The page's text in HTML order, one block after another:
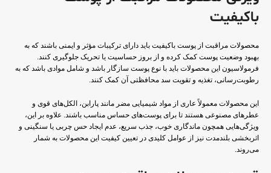
باکیفیت
محصولات مراقبت از پوست باکیفیت باید دارای ترکیبات مؤثر و ایمنی باشند که به
بهبود وضعیت پوست کمک کرده و از بروز حساسیت یا تحریک جلوگیری کنند.
فرمولاسیون این محصولات باید با نوع پوست سازگار باشد و شامل موادی باشد که به
رطوبت‌رسانی، تغذیه و تقویت سد محافظتی آن کمک کنند.
این محصولات معمولاً عاری از مواد شیمیایی مضر مانند پارابن، الکل‌های قوی و
عطرهای مصنوعی هستند تا برای پوست‌های حساس مناسب باشند. علاوه بر این،
ویژگی‌هایی همچون ماندگاری خوب، جذب سریع، عدم ایجاد حس چربی یا سنگینی و
اثربخشی بلندمدت نیز از عوامل کلیدی در تعیین کیفیت این محصولات به شمار
می‌روند.